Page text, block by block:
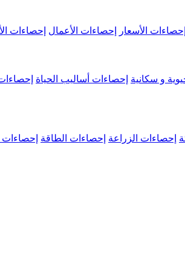
إحصاءات الأسعار إحصاءات الأعمال إحصاءات
و سكانية إحصاءات أساليب الحياة
إحصاءات الزراعة إحصاءات الطاقة إحصاءات